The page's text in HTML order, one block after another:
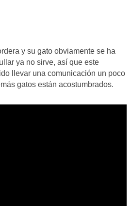
y su gato obviamente se ha
ya no sirve, así que este
llevar una comunicación un poco
gatos están acostumbrados.